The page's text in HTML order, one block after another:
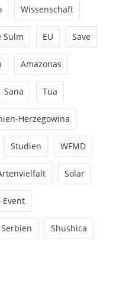
Wissenschaft
Sulm EU Save
Amazonas
Sana Tua
Herzegowina
Studien WFMD
Solar
Event
Serbien Shushica